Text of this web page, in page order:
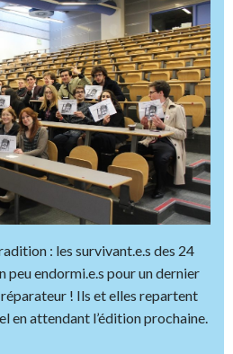
: les survivant.e.s des 24
peu endormi.e.s pour un dernier
! Ils et elles repartent
en attendant l’édition prochaine.